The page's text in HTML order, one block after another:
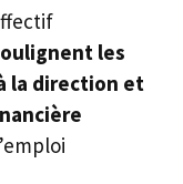
les
la direction et